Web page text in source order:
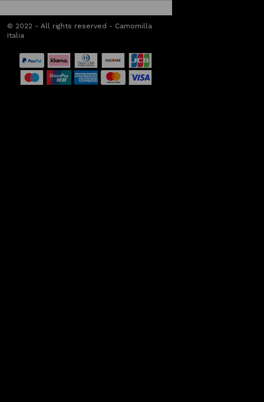
© 2022 - All rights reserved - Camomilla
Italia